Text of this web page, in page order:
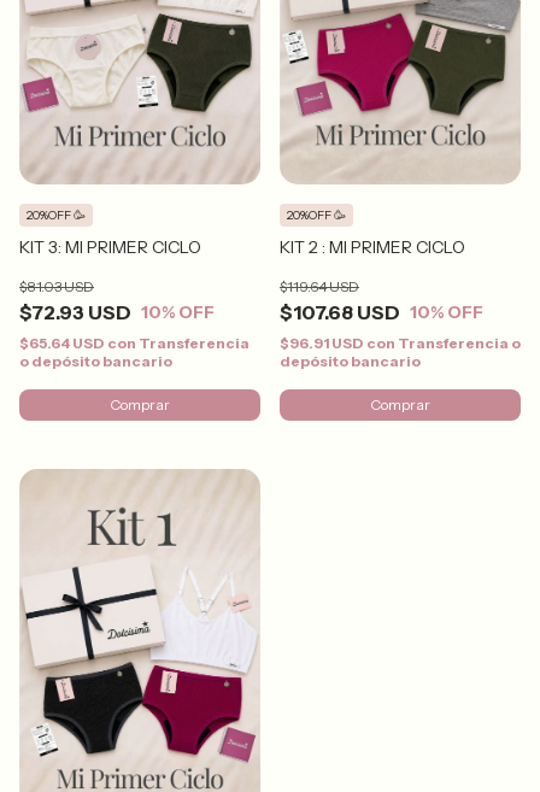
KIT 3: MI PRIMER CICLO
$72.93 USD
$81.03 USD
10% OFF
20%OFF 🥳
$65.64 USD con Transferencia
o depósito bancario
Comprar
KIT 2 : MI PRIMER CICLO
$107.68 USD
$119.64 USD
10% OFF
20%OFF 🥳
$96.91 USD con Transferencia o
depósito bancario
Comprar